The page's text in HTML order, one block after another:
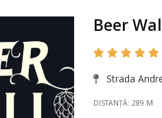
Beer
Strada
DISTANȚĂ: 289 M